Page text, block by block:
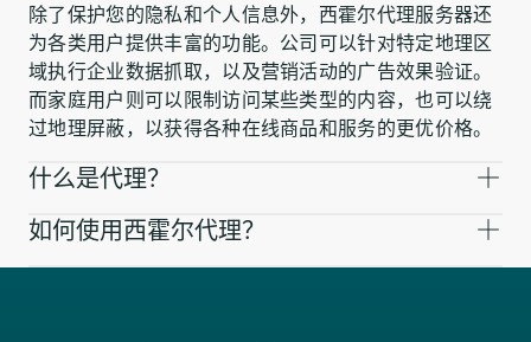
除了保护您的隐私和个人信息外，西霍尔代理服务器还
为各类用户提供丰富的功能。公司可以针对特定地理区
域执行企业数据抓取，以及营销活动的广告效果验证。
而家庭用户则可以限制访问某些类型的内容，也可以绕
过地理屏蔽，以获得各种在线商品和服务的更优价格。
什么是代理？
如何使用西霍尔代理？